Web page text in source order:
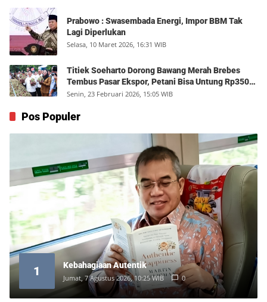
Prabowo : Swasembada Energi, Impor BBM Tak
Lagi Diperlukan
Selasa, 10 Maret 2026, 16:31 WIB
Titiek Soeharto Dorong Bawang Merah Brebes
Tembus Pasar Ekspor, Petani Bisa Untung Rp350
Juta per Hektare
Senin, 23 Februari 2026, 15:05 WIB
Pos Populer
1 Kebahagiaan Autentik
Jumat, 7 Agustus 2026, 10:25 WIB 0